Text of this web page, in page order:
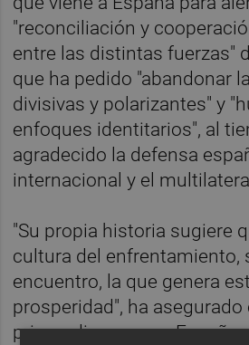
"reconciliación y
entre las distintas fuerzas"
que ha pedido "abandonar
divisivas y polarizantes" y
enfoques identitarios", al
agradecido la defensa
internacional y el
"Su propia historia sugiere
cultura del enfrentamiento,
encuentro, la que genera
prosperidad", ha
primer discurso en